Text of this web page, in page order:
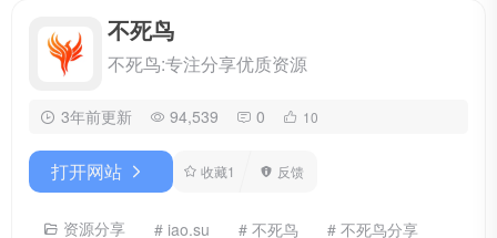
不死鸟
不死鸟:专注分享优质资源
3年前更新 94,539 0 10
打开网站 收藏1 反馈
资源分享 # iao.su # 不死鸟
# 不死鸟分享